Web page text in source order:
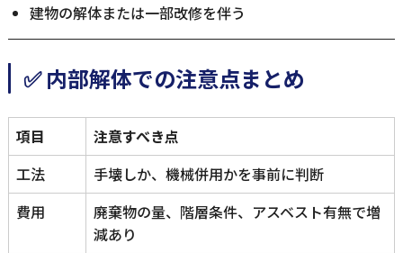
建物の解体または一部改修を伴う
✅ 内部解体での注意点まとめ
項目
注意すべき点
工法
手壊しか、機械併用かを事前に判断
費用
廃棄物の量、階層条件、アスベスト有無で増
減あり